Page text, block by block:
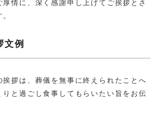
情に、深く感謝申し上げてご挨拶とさ
文例
拶は、葬儀を無事に終えられたことへ
と過ごし食事してもらいたい旨をお伝